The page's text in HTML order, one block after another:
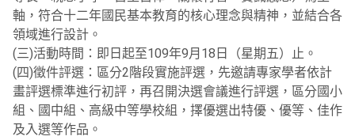
軸，符合十二年國民基本教育的核心理念與精神，並結合各
領域進行設計。
(三)活動時間：即日起至109年9月18日（星期五）止。
(四)徵件評選：區分2階段實施評選，先邀請專家學者依計
畫評選標準進行初評，再召開決選會議進行評選，區分國小
組、國中組、高級中等學校組，擇優選出特優、優等、佳作
及入選等作品。